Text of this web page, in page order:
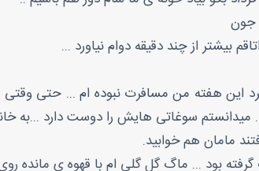
جون
بیشتر از چند دقیقه دوام نیاورد ...
این هفته من مسافرت نبوده ام ... حتی
میدانستم سوغاتی هایش را دوست دارد ...به
مامان هم خوابید.
گرفته بود ... ماگ گل گلی ام با قهوه ی مانده